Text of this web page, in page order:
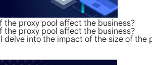
the proxy pool affect the business?
the proxy pool affect the business?
delve into the impact of the size of